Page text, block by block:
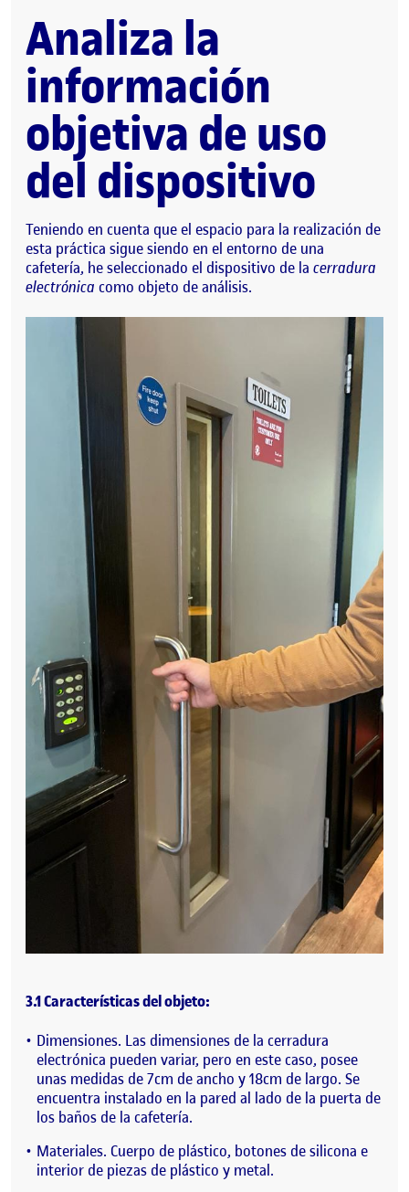
Analiza la
información
objetiva de uso
del dispositivo
Teniendo en cuenta que el espacio para la realización de
esta práctica sigue siendo en el entorno de una
cafetería, he seleccionado el dispositivo de la cerradura
electrónica como objeto de análisis.
3.1 Características del objeto:
Dimensiones. Las dimensiones de la cerradura
electrónica pueden variar, pero en este caso, posee
unas medidas de 7cm de ancho y 18cm de largo. Se
encuentra instalado en la pared al lado de la puerta de
los baños de la cafetería.
Materiales. Cuerpo de plástico, botones de silicona e
interior de piezas de plástico y metal.